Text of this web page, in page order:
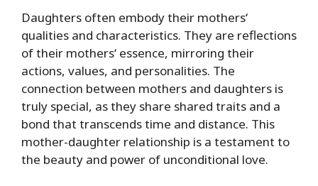
Daughters often embody their mothers‘
qualities and characteristics. They are reflections
of their mothers‘ essence, mirroring their
actions, values, and personalities. The
connection between mothers and daughters is
truly special, as they share shared traits and a
bond that transcends time and distance. This
mother-daughter relationship is a testament to
the beauty and power of unconditional love.